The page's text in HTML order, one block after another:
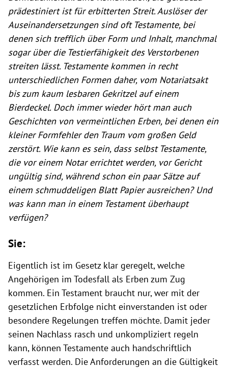
prädestiniert ist für erbitterten Streit. Auslöser der
Auseinandersetzungen sind oft Testamente, bei
denen sich trefflich über Form und Inhalt, manchmal
sogar über die Testierfähigkeit des Verstorbenen
streiten lässt. Testamente kommen in recht
unterschiedlichen Formen daher, vom Notariatsakt
bis zum kaum lesbaren Gekritzel auf einem
Bierdeckel. Doch immer wieder hört man auch
Geschichten von vermeintlichen Erben, bei denen ein
kleiner Formfehler den Traum vom großen Geld
zerstört. Wie kann es sein, dass selbst Testamente,
die vor einem Notar errichtet werden, vor Gericht
ungültig sind, während schon ein paar Sätze auf
einem schmuddeligen Blatt Papier ausreichen? Und
was kann man in einem Testament überhaupt
verfügen?
Sie:
Eigentlich ist im Gesetz klar geregelt, welche
Angehörigen im Todesfall als Erben zum Zug
kommen. Ein Testament braucht nur, wer mit der
gesetzlichen Erbfolge nicht einverstanden ist oder
besondere Regelungen treffen möchte. Damit jeder
seinen Nachlass rasch und unkompliziert regeln
kann, können Testamente auch handschriftlich
verfasst werden. Die Anforderungen an die Gültigkeit